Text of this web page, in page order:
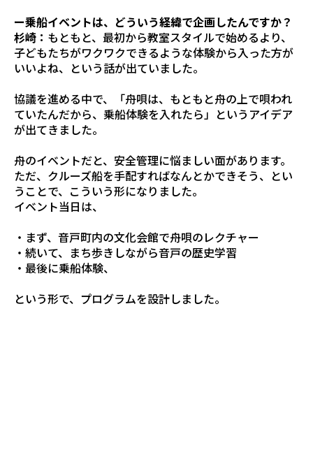
ー乗船イベントは、どういう経緯で企画したんですか？
杉崎： もともと、最初から教室スタイルで始めるより、
子どもたちがワクワクできるような体験から入った方が
いいよね、という話が出ていました。
協議を進める中で、「舟唄は、もともと舟の上で唄われ
ていたんだから、乗船体験を入れたら」というアイデア
が出てきました。
舟のイベントだと、安全管理に悩ましい面があります。
ただ、クルーズ船を手配すればなんとかできそう、とい
うことで、こういう形になりました。
イベント当日は、
・まず、音戸町内の文化会館で舟唄のレクチャー
・続いて、まち歩きしながら音戸の歴史学習
・最後に乗船体験、
という形で、プログラムを設計しました。